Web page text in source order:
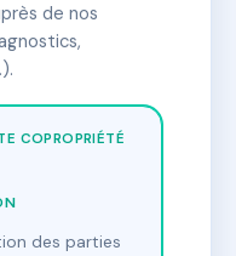
de nos
COPROPRIÉTÉ
des parties